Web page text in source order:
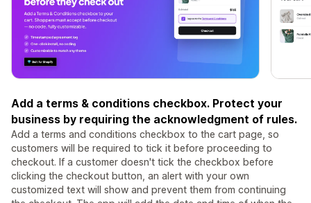
Add a terms & conditions checkbox. Protect your
business by requiring the acknowledgment of rules.
Add a terms and conditions checkbox to the cart page, so
customers will be required to tick it before proceeding to
checkout. If a customer doesn't tick the checkbox before
clicking the checkout button, an alert with your own
customized text will show and prevent them from continuing